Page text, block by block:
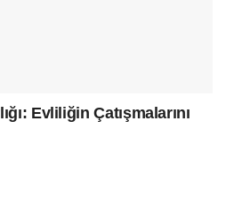
Evliliğin Çatışmalarını